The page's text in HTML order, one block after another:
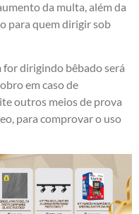
da multa, além da
para quem dirigir sob
for dirigindo bêbado será
em caso de
outros meios de prova
para comprovar o uso